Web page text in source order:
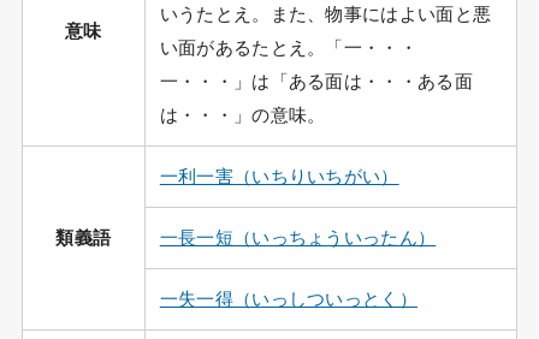
意味
いうたとえ。また、物事にはよい面と悪
い面があるたとえ。「一・・・
一・・・」は「ある面は・・・ある面
は・・・」の意味。
類義語
一利一害（いちりいちがい）
一長一短（いっちょういったん）
一失一得（いっしついっとく）